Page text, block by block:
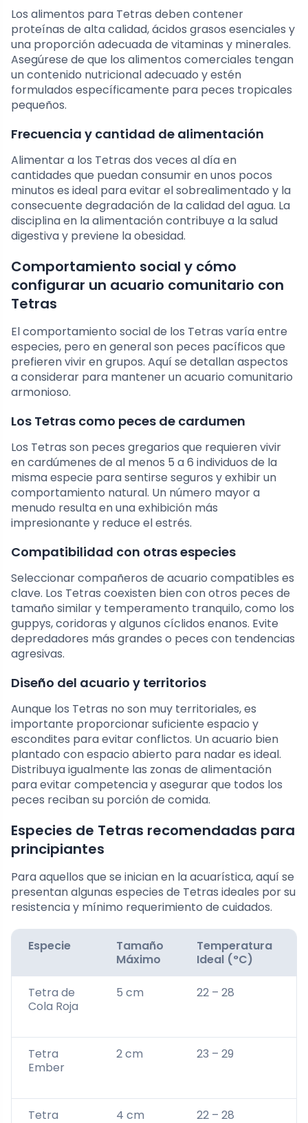
Los alimentos para Tetras deben contener
proteínas de alta calidad, ácidos grasos esenciales y
una proporción adecuada de vitaminas y minerales.
Asegúrese de que los alimentos comerciales tengan
un contenido nutricional adecuado y estén
formulados específicamente para peces tropicales
pequeños.
Frecuencia y cantidad de alimentación
Alimentar a los Tetras dos veces al día en
cantidades que puedan consumir en unos pocos
minutos es ideal para evitar el sobrealimentado y la
consecuente degradación de la calidad del agua. La
disciplina en la alimentación contribuye a la salud
digestiva y previene la obesidad.
Comportamiento social y cómo
configurar un acuario comunitario con
Tetras
El comportamiento social de los Tetras varía entre
especies, pero en general son peces pacíficos que
prefieren vivir en grupos. Aquí se detallan aspectos
a considerar para mantener un acuario comunitario
armonioso.
Los Tetras como peces de cardumen
Los Tetras son peces gregarios que requieren vivir
en cardúmenes de al menos 5 a 6 individuos de la
misma especie para sentirse seguros y exhibir un
comportamiento natural. Un número mayor a
menudo resulta en una exhibición más
impresionante y reduce el estrés.
Compatibilidad con otras especies
Seleccionar compañeros de acuario compatibles es
clave. Los Tetras coexisten bien con otros peces de
tamaño similar y temperamento tranquilo, como los
guppys, coridoras y algunos cíclidos enanos. Evite
depredadores más grandes o peces con tendencias
agresivas.
Diseño del acuario y territorios
Aunque los Tetras no son muy territoriales, es
importante proporcionar suficiente espacio y
escondites para evitar conflictos. Un acuario bien
plantado con espacio abierto para nadar es ideal.
Distribuya igualmente las zonas de alimentación
para evitar competencia y asegurar que todos los
peces reciban su porción de comida.
Especies de Tetras recomendadas para
principiantes
Para aquellos que se inician en la acuarística, aquí se
presentan algunas especies de Tetras ideales por su
resistencia y mínimo requerimiento de cuidados.
Especie
Tamaño
Máximo
Temperatura
Ideal (°C)
Tetra de
Cola Roja
5 cm 22 – 28
Tetra
Ember
2 cm 23 – 29
Tetra
4 cm 22 – 28